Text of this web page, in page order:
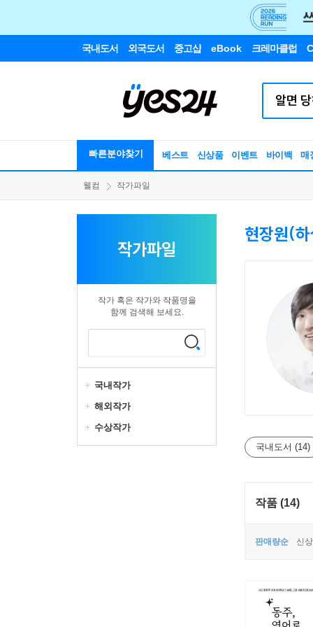
국내도서 외국도서 중고샵 eBook 크레마클럽
빠른분야찾기 베스트 신상품 이벤트 바이백 매
웰컴 작가파일
작가파일
작가 혹은 작가와 작품명을
함께 검색해 보세요.
국내작가
해외작가
수상작가
현장원(
국내도서 (14)
작품 (14)
판매량순 신